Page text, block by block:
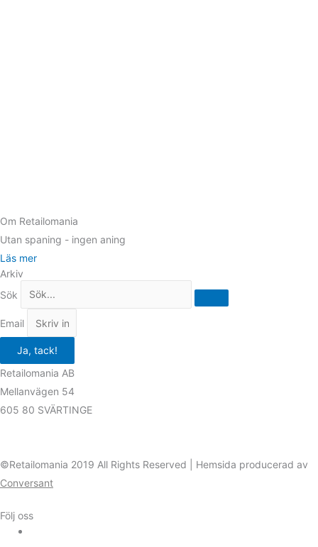
Om Retailomania
Utan spaning - ingen aning
Läs mer
Arkiv
Sök
Email
Ja, tack!
Retailomania AB
Mellanvägen 54
605 80 SVÄRTINGE
©Retailomania 2019 All Rights Reserved | Hemsida producerad av
Conversant
Följ oss